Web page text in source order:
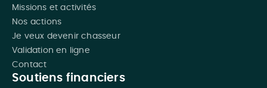
Missions et activités
Nos actions
Je veux devenir chasseur
Validation en ligne
Contact
Soutiens financiers